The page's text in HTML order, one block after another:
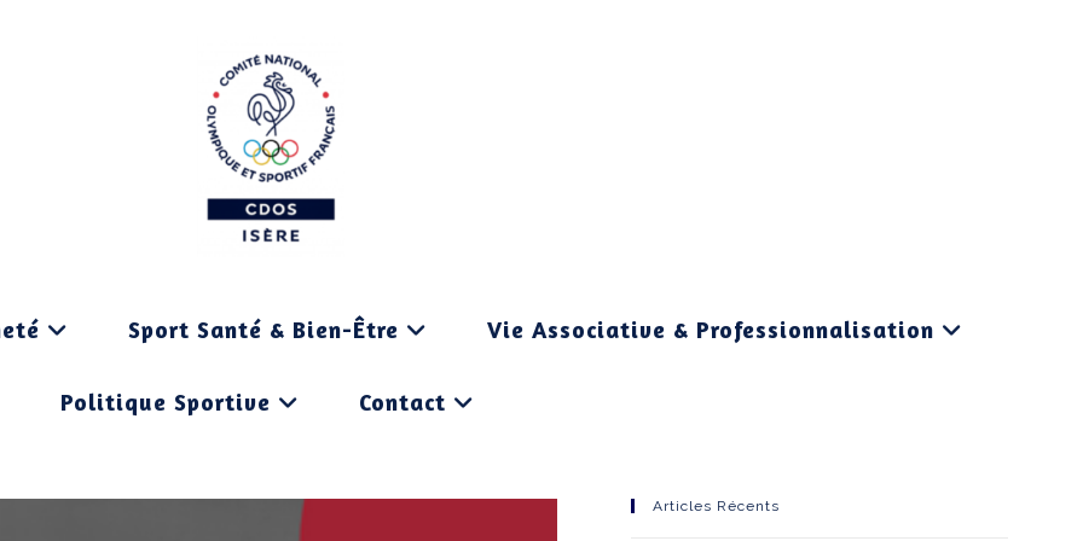
Sport Santé & Bien-Être Vie Associative & Professionnalisation
Politique Sportive Contact
Articles Récents